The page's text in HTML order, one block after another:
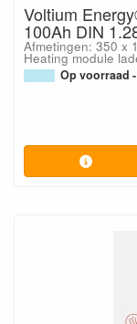
Voltium
100Ah DIN
Afmetingen: 350 x
Heating module
Op voorraad